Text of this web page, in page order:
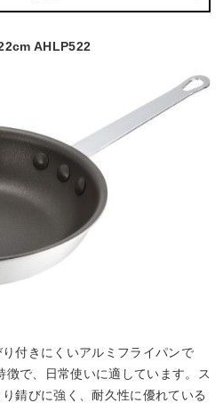
AHLP522
付きにくいアルミフライパンで
で、日常使いに適しています。ス
錆びに強く、耐久性に優れている